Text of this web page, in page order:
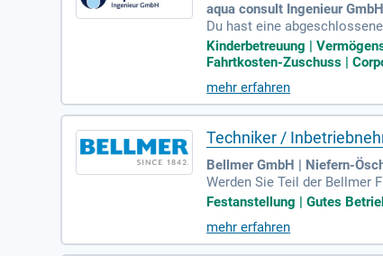
aqua consult Ingenieur
Du hast eine
niker:in.
Kinderbetreuung |
Fahrtkosten-Zuschuss |
mehr erfahren
Techniker /
Bellmer GmbH | Niefern-
Werden Sie Teil der Bellmer
r 180 Jahren Erfahrung in
ge Produkte in der Papier-
ern in zehn Ländern.
Festanstellung | Gutes
mehr erfahren